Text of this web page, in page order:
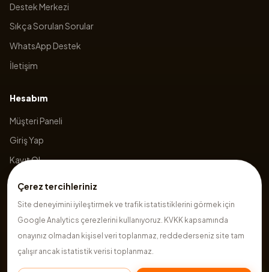
Çerez tercihleriniz
Site deneyimini iyileştirmek ve trafik istatistiklerini görmek için
Google Analytics çerezlerini kullanıyoruz. KVKK kapsamında
onayınız olmadan kişisel veri toplanmaz, reddederseniz site tam
çalışır ancak istatistik verisi toplanmaz.
Destek Merkezi
Sıkça Sorulan Sorular
WhatsApp Destek
İletişim
Hesabım
Müşteri Paneli
Giriş Yap
Kayıt Ol
2026 Hazırsite. Tüm hakları saklıdır.